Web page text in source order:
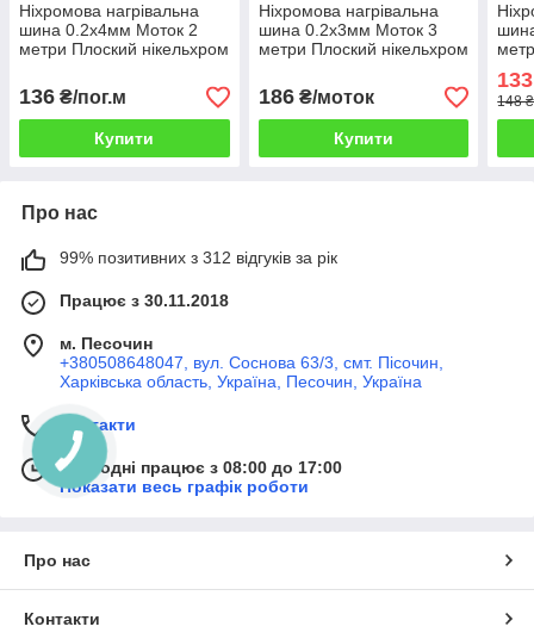
Ніхромова нагрівальна
шина 0.2х4мм Моток 2
метри Плоский нікельхром
136 ₴/пог.м
Купити
Ніхромова нагрівальна
шина 0.2х3мм Моток 3
метри Плоский нікельхром
186₴/моток
Купити
148
Про нас
99% позитивних з 312 відгуків за рік
Працює з 30.11.2018
м. Песочин
+380508648047, вул. Соснова 63/3, смт. Пісочин,
Харківська область, Україна, Песочин, Україна
Контакти
Сьогодні працює з 08:00 до 17:00
Показати весь графік роботи
Про нас
Контакти